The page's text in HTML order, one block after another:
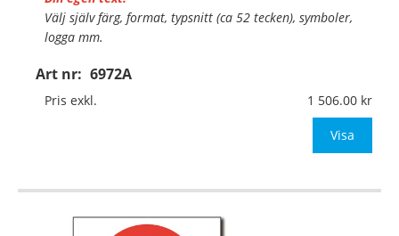
Art nr: 6972A
Välj själv färg, format, typsnitt (ca 52 tecken), symboler,
logga mm.
Material:Plan aluminium, 0,7mm (väggmontage)
Mått:420x594mm (eller annat mått upp till 0,25m²)
Pris exkl. 1 506.00
Visa